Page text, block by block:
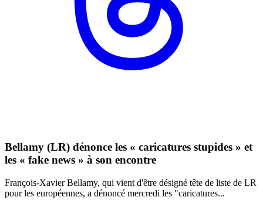
Bellamy (LR) dénonce les « caricatures stupides » et
les « fake news » à son encontre
François-Xavier Bellamy, qui vient d'être désigné tête de liste de LR
pour les européennes, a dénoncé mercredi les "caricatures...